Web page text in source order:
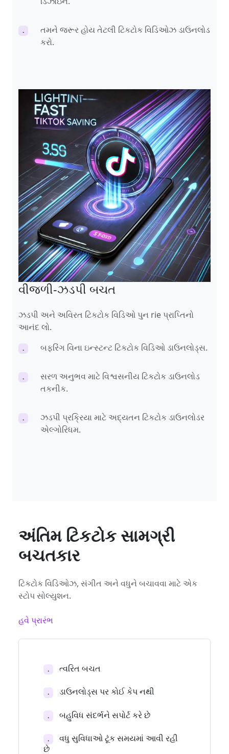
.
તમને જરૂર હોય તેટલી ટિકટોક વિડિઓઝ ડાઉનલોડ
કરો.
વીજળી-ઝડપી બચત
ઝડપી અને અવિરત ટિકટોક વિડિઓ પુન rie પ્રાપ્તિનો
આનંદ લો.
. બફરિંગ વિના ઇન્સ્ટન્ટ ટિકટોક વિડિઓ ડાઉનલોડ્સ.
.
સરળ અનુભવ માટે વિશ્વસનીય ટિકટોક ડાઉનલોડ
તકનીક.
.
ઝડપી પ્રક્રિયા માટે અદ્યતન ટિકટોક ડાઉનલોડર
એલ્ગોરિધમ.
અંતિમ ટિકટોક સામગ્રી
બચતકાર
ટિકટોક વિડિઓઝ, સંગીત અને વધુને બચાવવા માટે એક
સ્ટોપ સોલ્યુશન.
હવે પ્રારંભ
. ત્વરિત બચત
. ડાઉનલોડ્સ પર કોઈ કેપ નથી
. બહુવિધ સંદર્ભને સપોર્ટ કરે છે
.
વધુ સુવિધાઓ ટૂંક સમયમાં આવી રહી
છે